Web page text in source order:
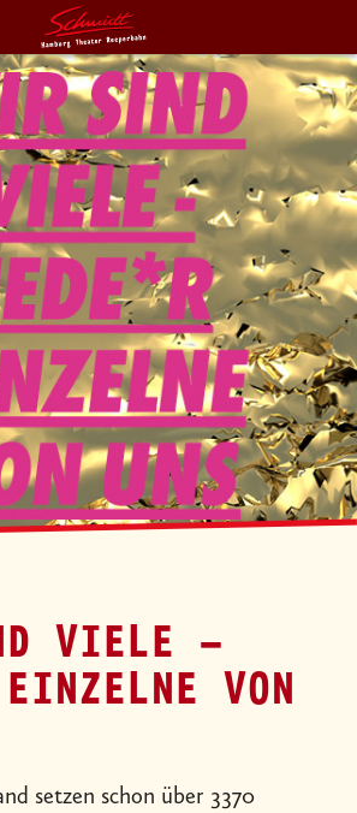
VIELE –
VON
setzen schon über 3370